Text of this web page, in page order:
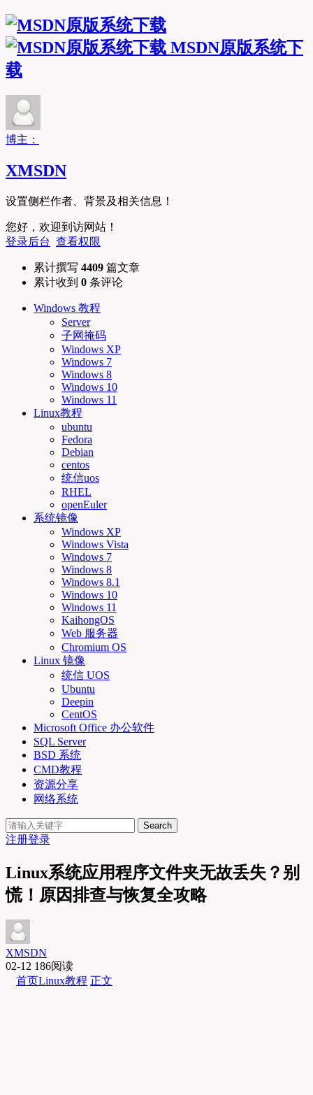
MSDN原版系统下
载
博主：
XMSDN
设置侧栏作者、背景及相关信息！
您好，欢迎到访网站！
登录后台 查看权限
累计撰写 4409 篇文章
累计收到 0 条评论
Windows 教程
Server
子网掩码
Windows XP
Windows 7
Windows 8
Windows 10
Windows 11
Linux教程
ubuntu
Fedora
Debian
centos
统信uos
RHEL
openEuler
系统镜像
Windows XP
Windows Vista
Windows 7
Windows 8
Windows 8.1
Windows 10
Windows 11
KaihongOS
Web 服务器
Chromium OS
Linux 镜像
统信 UOS
Ubuntu
Deepin
CentOS
Microsoft Office 办公软件
SQL Server
BSD 系统
CMD教程
资源分享
网络系统
Search
注册登录
Linux系统应用程序文件夹无故丢失？别
慌！原因排查与恢复全攻略
XMSDN
02-12 186阅读
首页Linux教程 正文